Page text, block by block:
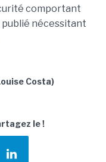
comportant
nécessitant
Costa)
le !